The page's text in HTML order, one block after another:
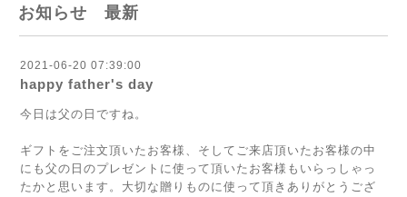
お知らせ 最新
2021-06-20 07:39:00
happy father's day
今日は父の日ですね。
ギフトをご注文頂いたお客様、そしてご来店頂いたお客様の中
にも父の日のプレゼントに使って頂いたお客様もいらっしゃっ
たかと思います。大切な贈りものに使って頂きありがとうござ